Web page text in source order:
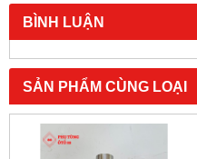
BÌNH LUẬN
SẢN PHẨM CÙNG LOẠI